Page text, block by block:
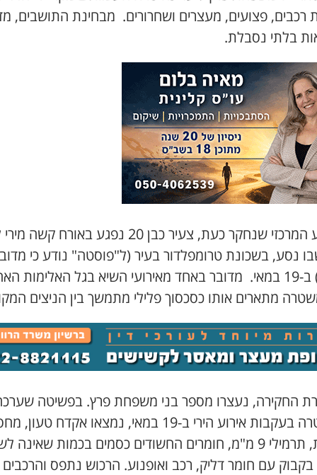
רכבים, פצועים, מעצרים ושחרורים. מבחינת התושבים,
בלתי נסבלת.
באירוע המרכזי שנחקר כעת, צעיר כבן 20 נפגע באורח
נסע, בשכונת טרומפלדור בעיר (ל"פוסטה" נודע כי
בחייל) ב-19 במאי. מדובר באחד מאירועי השיא בגל האלימות
מתארים אותו כסכסוך פלילי מתמשך בין הניצים
החקירה, נעצרו מספר בני משפחת פרץ. בפשיטה
המשטרה בעקבות אירוע הירי ב-19 במאי, נמצאו אקדח
נוספת, תרמילי 9 מ"מ, חומרים החשודים כסמים בכמות שאינה
עם חומר דליק, רכב ואופנוע. הרכוש נתפס והרכבים